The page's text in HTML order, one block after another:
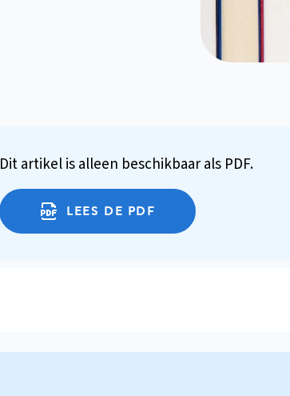
Dit artikel is alleen beschikbaar als PDF.
LEES DE PDF